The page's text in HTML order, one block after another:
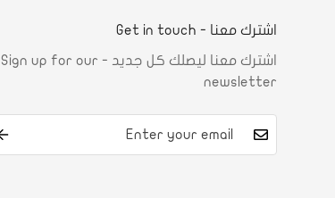
اشترك معنا - Get in touch
اشترك معنا ليصلك كل جديد - Sign up for our
newsletter